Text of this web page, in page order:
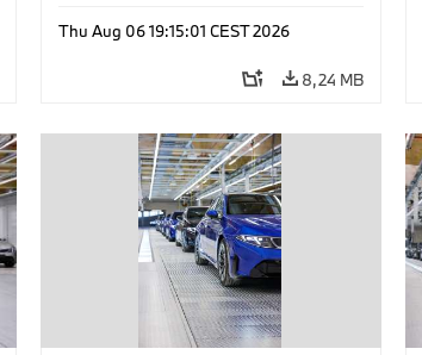
Thu Aug 06 19:15:01 CEST 2026
8,24 MB